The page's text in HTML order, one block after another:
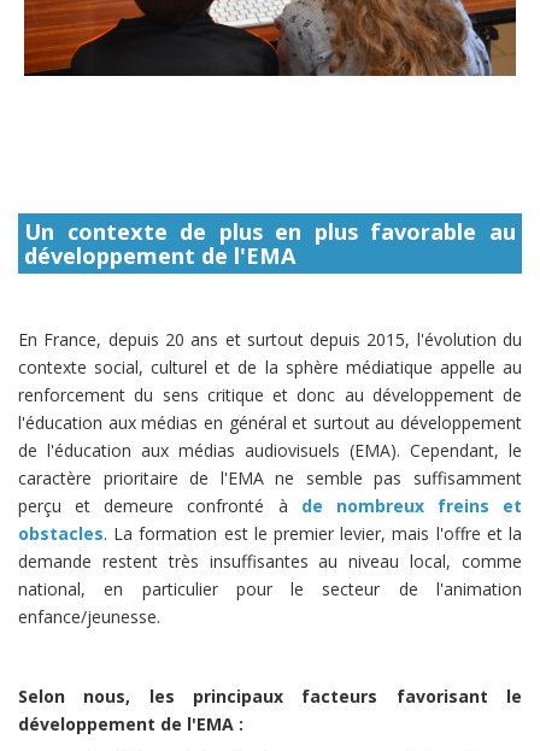
Un contexte de plus en plus favorable au
développement de l'EMA
En France, depuis 20 ans et surtout depuis 2015, l'évolution du
contexte social, culturel et de la sphère médiatique appelle au
renforcement du sens critique et donc au développement de
l'éducation aux médias en général et surtout au développement
de l'éducation aux médias audiovisuels (EMA). Cependant, le
caractère prioritaire de l'EMA ne semble pas suffisamment
perçu et demeure confronté à de nombreux freins et
obstacles. La formation est le premier levier, mais l'offre et la
demande restent très insuffisantes au niveau local, comme
national, en particulier pour le secteur de l'animation
enfance/jeunesse.
Selon nous, les principaux facteurs favorisant le
développement de l'EMA :